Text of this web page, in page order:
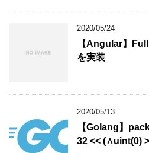
2020/05/24
【Angular】
を実装
2020/05/13
【Golang】
32 << (∧uint(0)